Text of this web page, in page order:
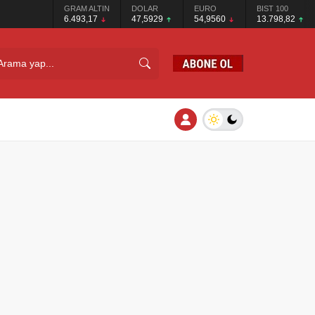
GRAM ALTIN
6.493,17
DOLAR
47,5929
EURO
54,9560
BIST 100
13.798,82